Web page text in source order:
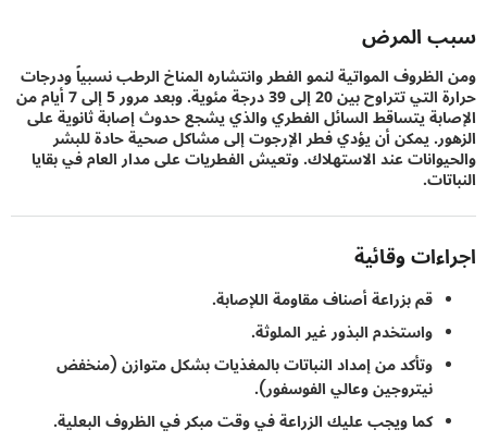
المرض
المواتية لنمو الفطر وانتشاره المناخ الرطب نسبياً ودرجات
حرارة التي تتراوح بين 20 إلى 39 درجة مئوية. وبعد مرور 5 إلى 7 أيام من
يتساقط السائل الفطري والذي يشجع حدوث إصابة ثانوية على
يمكن أن يؤدي فطر الإرجوت إلى مشاكل صحية حادة للبشر
عند الاستهلاك. وتعيش الفطريات على مدار العام في بقايا
وقائية
قم بزراعة أصناف مقاومة اللإصابة.
واستخدم البذور غير الملوثة.
وتأكد من إمداد النباتات بالمغذيات بشكل متوازن (منخفض
نيتروجين وعالي الفوسفور).
كما ويجب عليك الزراعة في وقت مبكر في الظروف البعلية.